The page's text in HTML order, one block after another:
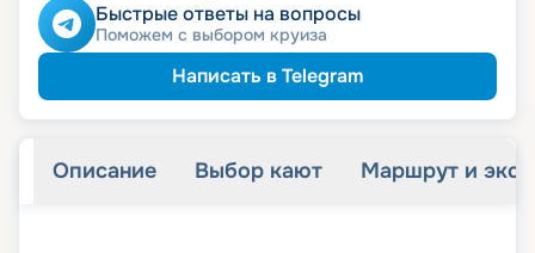
Быстрые ответы на вопросы
Поможем с выбором круиза
Написать в Telegram
Описание Выбор кают Маршрут и